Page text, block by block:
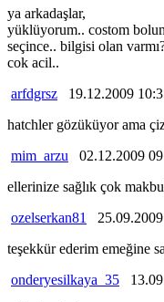
ya arkadaşlar,
yüklüyorum.. costom
seçince.. bilgisi olan
cok acil..
arfdgrsz 19.12.2009
hatchler gözüküyor ama
mim_arzu 02.12.2009
ellerinize sağlık çok
ozelserkan81
teşekkür ederim emeğine
onderyesilkaya_35